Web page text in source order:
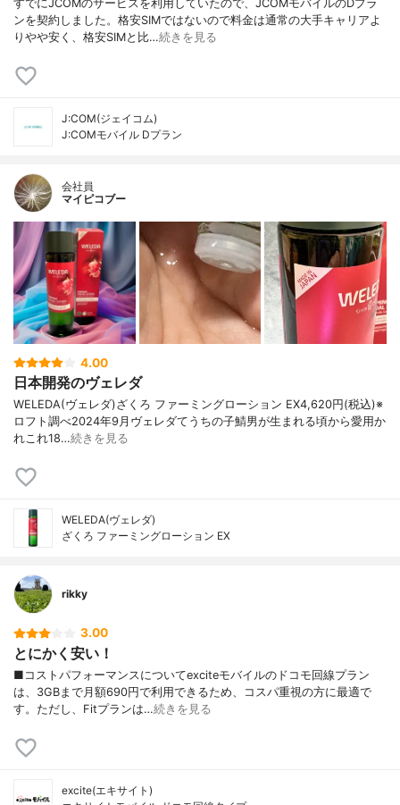
すでにJCOMのサービスを利用していたので、JCOMモバイルのDプラ
ンを契約しました。格安SIMではないので料金は通常の大手キャリアよ
りやや安く、格安SIMと比…続きを見る
J:COM(ジェイコム)
J:COMモバイル Dプラン
会社員
マイピコブー
4.00
日本開発のヴェレダ
WELEDA(ヴェレダ)ざくろ ファーミングローション EX4,620円(税込)※
ロフト調べ2024年9月ヴェレダてうちの子鯖男が生まれる頃から愛用か
れこれ18…続きを見る
WELEDA(ヴェレダ)
ざくろ ファーミングローション EX
rikky
3.00
とにかく安い！
■コストパフォーマンスについてexciteモバイルのドコモ回線プラン
は、3GBまで月額690円で利用できるため、コスパ重視の方に最適で
す。ただし、Fitプランは…続きを見る
excite(エキサイト)